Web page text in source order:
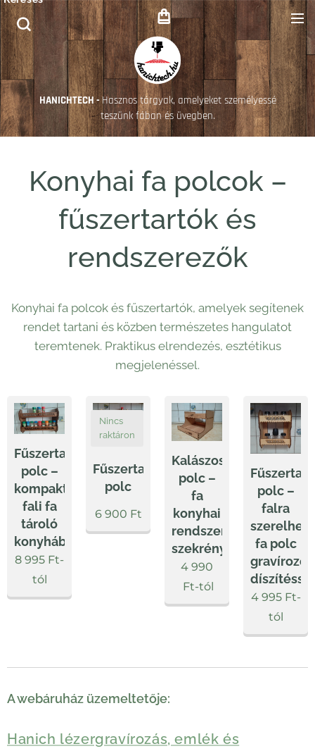
HANICHTECH - Hasznos tárgyak, amelyeket személyessé
teszünk fában és üvegben.
Konyhai fa polcok –
fűszertartók és
rendszerezők
Konyhai fa polcok és fűszertartók, amelyek segítenek
rendet tartani és közben természetes hangulatot
teremtenek. Praktikus elrendezés, esztétikus
megjelenéssel.
Fűszertartó
polc –
kompakt
fali fa
tároló
konyhába
8 995 Ft-
tól
Fűszertartó
polc
Nincs
raktáron
6 900 Ft
Kalászos
polc –
fa
konyhai
rendszerező
szekrénybe
4 990
Ft-tól
polc –
falra
szerelhető
fa polc
díszítéssel
4 995Ft-
tól
A webáruház üzemeltetője:
Hanich lézergravírozás, emlék és